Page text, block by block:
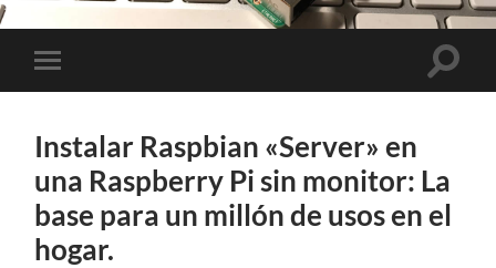
Alternar
el
Instalar Raspbian «Server» en
una Raspberry Pi sin monitor: La
base para un millón de usos en el
hogar.